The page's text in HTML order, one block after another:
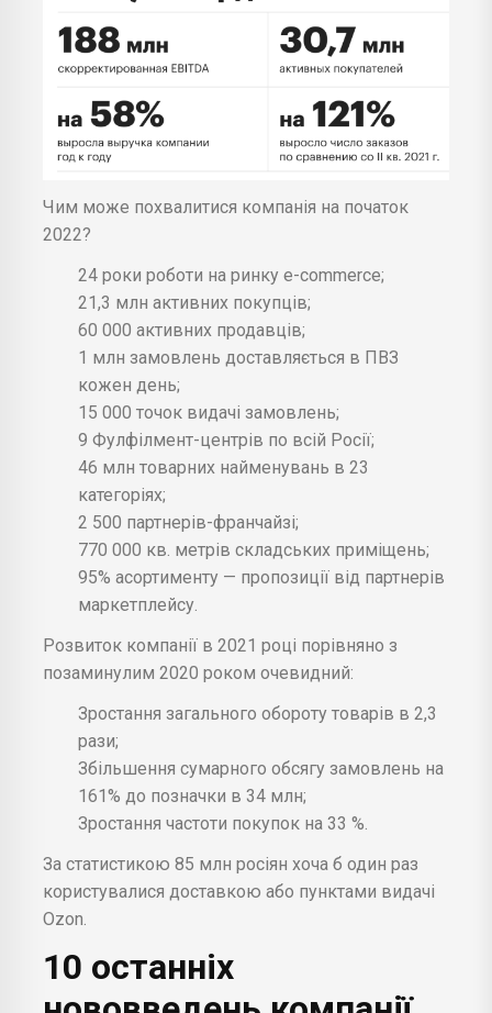
Чим може похвалитися компанія на початок
2022?
24 роки роботи на ринку e-commerce;
21,3 млн активних покупців;
60 000 активних продавців;
1 млн замовлень доставляється в ПВЗ
кожен день;
15 000 точок видачі замовлень;
9 Фулфілмент-центрів по всій Росії;
46 млн товарних найменувань в 23
категоріях;
2 500 партнерів-франчайзі;
770 000 кв. метрів складських приміщень;
95% асортименту — пропозиції від партнерів
маркетплейсу.
Розвиток компанії в 2021 році порівняно з
позаминулим 2020 роком очевидний:
Зростання загального обороту товарів в 2,3
рази;
Збільшення сумарного обсягу замовлень на
161% до позначки в 34 млн;
Зростання частоти покупок на 33 %.
За статистикою 85 млн росіян хоча б один раз
користувалися доставкою або пунктами видачі
Ozon.
10 останніх